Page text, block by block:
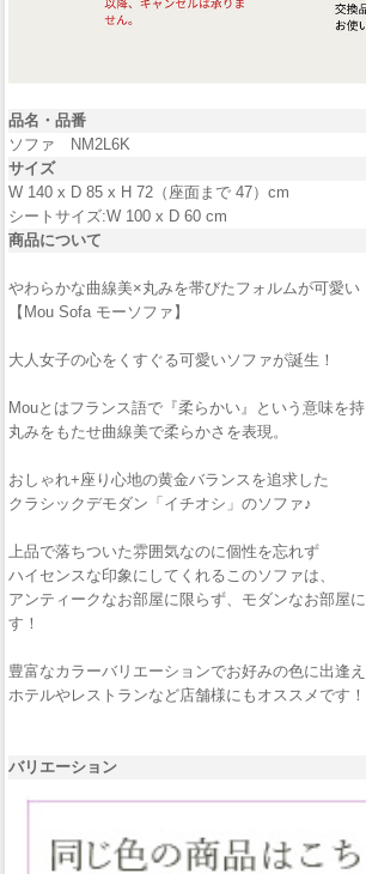
品名・品番
ソファ NM2L6K
サイズ
W 140 x D 85 x H 72（座面まで 47）cm
シートサイズ:W 100 x D 60 cm
商品について
やわらかな曲線美×丸みを帯びたフォルムが可愛い
【Mou Sofa モーソファ】
大人女子の心をくすぐる可愛いソファが誕生！
Mouとはフランス語で『柔らかい』という意味を
丸みをもたせ曲線美で柔らかさを表現。
おしゃれ+座り心地の黄金バランスを追求した
クラシックデモダン「イチオシ」のソファ♪
上品で落ちついた雰囲気なのに個性を忘れず
ハイセンスな印象にしてくれるこのソファは、
アンティークなお部屋に限らず、モダンなお部屋
す！
豊富なカラーバリエーションでお好みの色に出逢え
ホテルやレストランなど店舗様にもオススメです！
バリエーション